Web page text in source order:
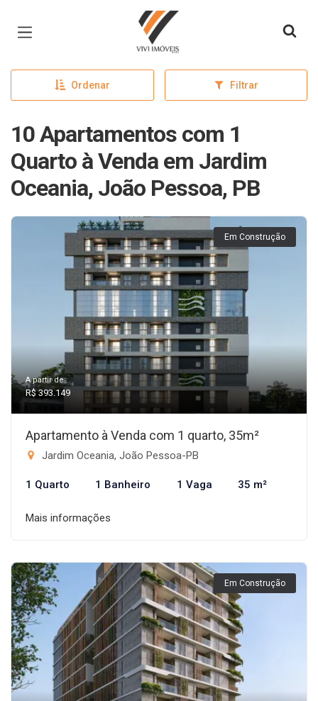
Página inicial
Ordenar Filtrar
10 Apartamentos com 1
Quarto à Venda em Jardim
Oceania, João Pessoa, PB
Em Construção
A partir de:
R$ 393.149
Apartamento à Venda com 1 quarto, 35m²
Jardim Oceania, João Pessoa-PB
1 Quarto 1 Banheiro 1 Vaga 35 m²
Mais informações
Em Construção